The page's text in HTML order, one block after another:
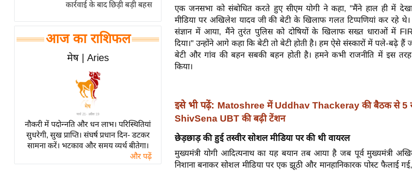
आई.
चाय पर
समीक्षा
धर्मस्थल
व्रत
कार्रवाई के बाद छिड़ी बड़ी बहस
आज का राशिफल
मेष | Aries
नौकरी में पदोन्नति और धन लाभ। परिस्थितियां
सुधरेगी, सुख प्राप्ति। संघर्ष प्रधान दिन- डटकर
सामना करें। भटकाव और समय व्यर्थ बीतेगा।
और पढ़ें
एक जनसभा को संबोधित करते हुए सीएम योगी ने कहा, "मैंने हाल ही में
मीडिया पर अखिलेश यादव जी की बेटी के खिलाफ गलत टिप्पणियां कर रहे
संज्ञान में आया, मैंने तुरंत पुलिस को दोषियों के खिलाफ सख्त धाराओं में
दिया।" उन्होंने आगे कहा कि बेटी तो बेटी होती है। हम ऐसे संस्कारों में पले-बढ़े हैं
बेटी और गांव की बहन सबकी बहन होती है। हमने कभी राजनीति में इस
किया।
इसे भी पढ़ें: Matoshree में Uddhav Thackeray की बैठक से 5
ShivSena UBT की बढ़ी टेंशन
छेड़छाड़ की हुई तस्वीर सोशल मीडिया पर की थी वायरल
मुख्यमंत्री योगी आदित्यनाथ का यह बयान तब आया है जब पूर्व मुख्यमंत्री
निशाना बनाकर सोशल मीडिया पर एक झूठी और मानहानिकारक पोस्ट फैलाई